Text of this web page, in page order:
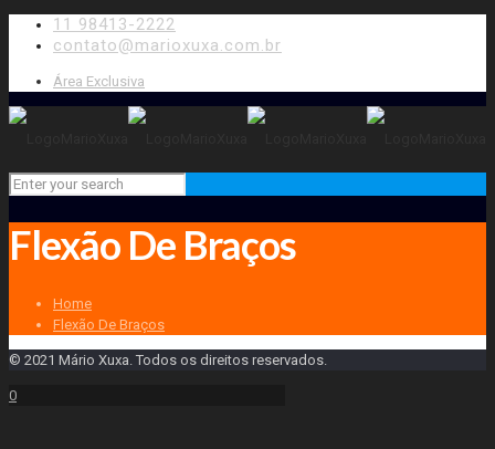
11 98413-2222
contato@marioxuxa.com.br
Área Exclusiva
Flexão De Braços
Home
Flexão De Braços
© 2021 Mário Xuxa. Todos os direitos reservados.
0